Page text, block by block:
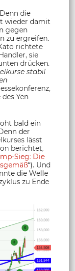
die
wieder damit
gegen
zu ergreifen.
richtete
sie
drücken.
stabil
Yen
bald ein
der
lässt
berichtet,
Sieg: Die
“). Und
die Welle
zu Ende